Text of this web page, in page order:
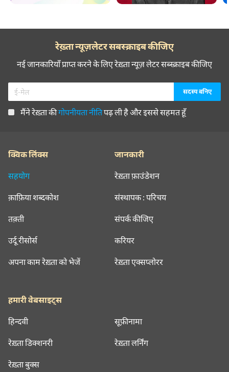
रेख़्ता न्यूज़लेटर सबस्क्राइब कीजिए
नई जानकारियाँ प्राप्त करने के लिए रेख़्ता न्यूज़ लेटर सब्स्क्राइब कीजिए
मैंने रेख़्ता कीगोपनीयता नीतिपढ़ ली है और इससे सहमत हूँ
क्विक लिंक्स
सहयोग
क़ाफ़िया शब्दकोश
तक़्ती
उर्दू रीसोर्स
अपना काम रेख़्ता को भेजें
जानकारी
रेख़्ता फ़ाउंडेशन
संस्थापक : परिचय
संपर्क कीजिए
करियर
रेख़्ता एक्सप्लोरर
हमारी वेबसाइट्स
हिन्दवी सूफ़ीनामा
रेख़्ता डिक्शनरी रेख़्ता लर्निंग
रेख़्ता बुक्स